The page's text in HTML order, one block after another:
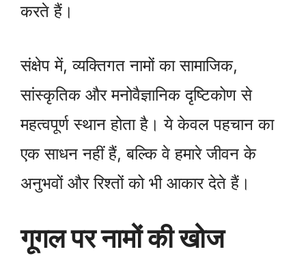
करते हैं।
संक्षेप में, व्यक्तिगत नामों का सामाजिक,
सांस्कृतिक और मनोवैज्ञानिक दृष्टिकोण से
महत्वपूर्ण स्थान होता है। ये केवल पहचान का
एक साधन नहीं हैं, बल्कि वे हमारे जीवन के
अनुभवों और रिश्तों को भी आकार देते हैं।
गूगल पर नामों की खोज